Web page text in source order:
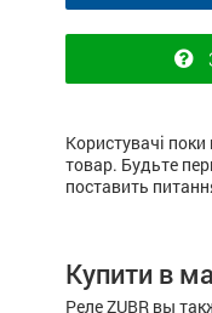
Користувачі
товар. Будьте
поставить
Купити в
Реле ZUBR вы